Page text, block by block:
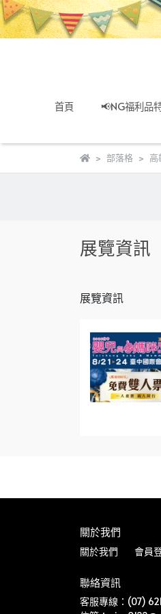
首頁 📢NG福利品
部落格 高
展覽資訊
展覽資訊
關於我們
關於我們 會員
聯絡資訊
客服專線：(07)